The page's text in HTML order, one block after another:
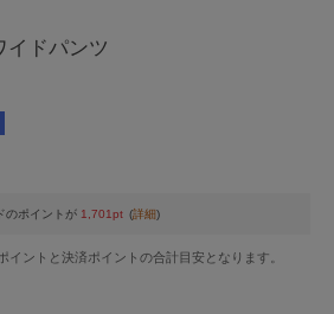
イドパンツ
のポイントが 1,701pt (詳細)
ントと決済ポイントの合計目安となります。